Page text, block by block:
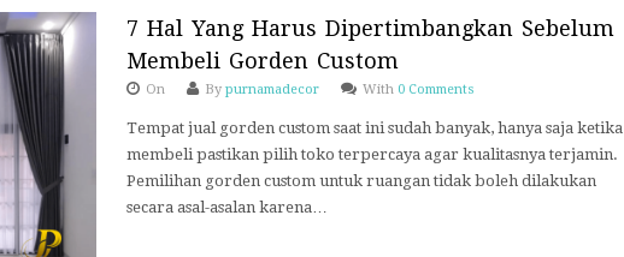
7 Hal Yang Harus Dipertimbangkan Sebelum
Membeli Gorden Custom
On By purnamadecor With 0 Comments
Tempat jual gorden custom saat ini sudah banyak, hanya saja ketika
membeli pastikan pilih toko terpercaya agar kualitasnya terjamin.
Pemilihan gorden custom untuk ruangan tidak boleh dilakukan
secara asal-asalan karena…